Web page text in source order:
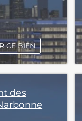
CE BIEN
des